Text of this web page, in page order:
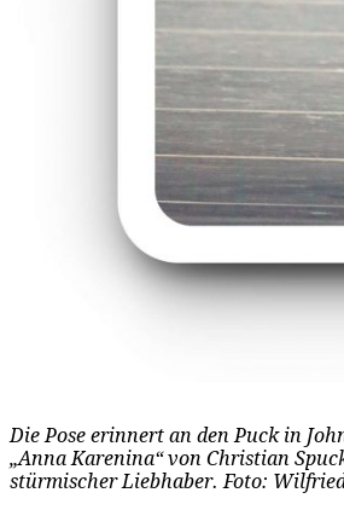
Die Pose erinnert an den Puck in
„Anna Karenina“ von Christian
stürmischer Liebhaber. Foto: